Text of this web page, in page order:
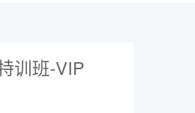
训班-VIP